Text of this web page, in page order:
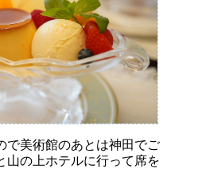
で美術館のあとは神田でご
山の上ホテルに行って席を